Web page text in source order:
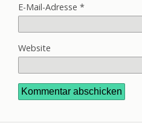
E-Mail-Adresse *
Website